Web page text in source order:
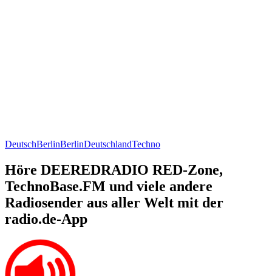
DeutschBerlinBerlinDeutschlandTechno
Höre DEEREDRADIO RED-Zone,
TechnoBase.FM und viele andere
Radiosender aus aller Welt mit der
radio.de-App